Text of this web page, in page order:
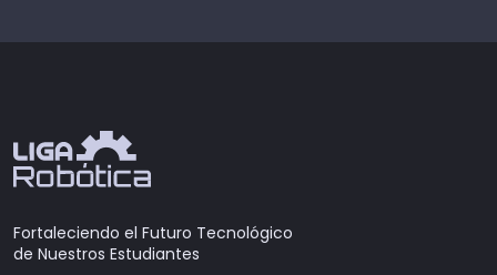
Fortaleciendo el Futuro Tecnológico
de Nuestros Estudiantes